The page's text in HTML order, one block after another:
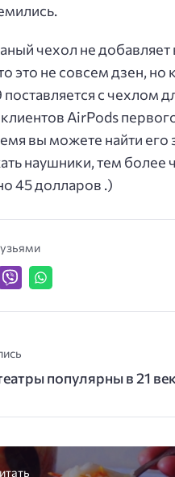
чехол не
это не совсем дзен,
поставляется с чехлом
AirPods
вы можете найти
наушники, тем более
45 долларов .)
популярны в 21